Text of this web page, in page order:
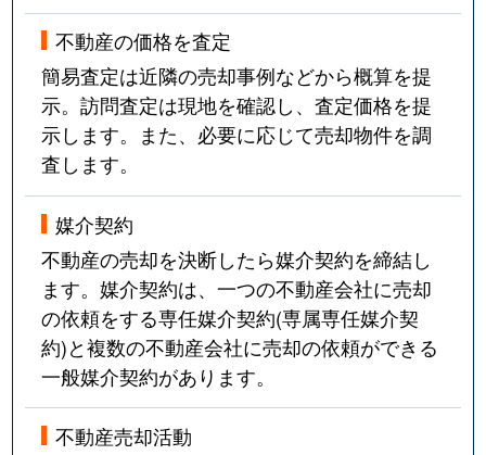
不動産の価格を査定
簡易査定は近隣の売却事例などから概算を提
示。訪問査定は現地を確認し、査定価格を提
示します。また、必要に応じて売却物件を調
査します。
媒介契約
不動産の売却を決断したら媒介契約を締結し
ます。媒介契約は、一つの不動産会社に売却
の依頼をする専任媒介契約(専属専任媒介契
約)と複数の不動産会社に売却の依頼ができる
一般媒介契約があります。
不動産売却活動